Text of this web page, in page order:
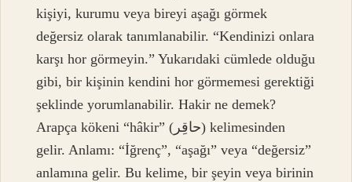
kişiyi, kurumu veya bireyi aşağı görmek
değersiz olarak tanımlanabilir. “Kendinizi onlara
karşı hor görmeyin.” Yukarıdaki cümlede olduğu
gibi, bir kişinin kendini hor görmemesi gerektiği
şeklinde yorumlanabilir. Hakir ne demek?
Arapça kökeni “hâkir” (حاقِر) kelimesinden
gelir. Anlamı: “İğrenç”, “aşağı” veya “değersiz”
anlamına gelir. Bu kelime, bir şeyin veya birinin